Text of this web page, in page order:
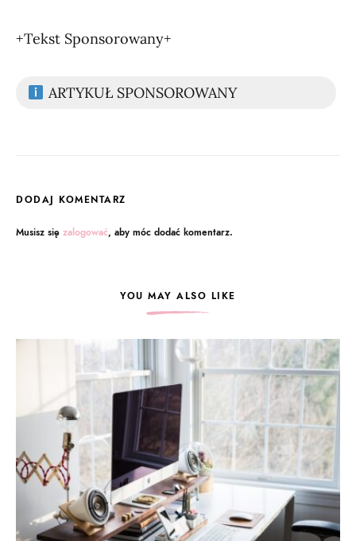
+Tekst Sponsorowany+
ARTYKUŁ SPONSOROWANY
DODAJ KOMENTARZ
Musisz się zalogować, aby móc dodać komentarz.
YOU MAY ALSO LIKE